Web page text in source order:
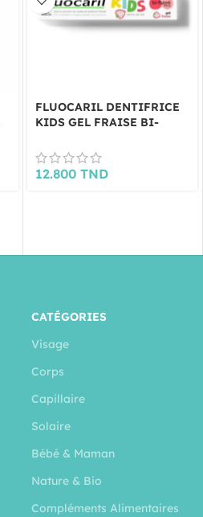
FLUOCARIL DENTIFRICE
KIDS GEL FRAISE BI-
12.800 TND
CATÉGORIES
Visage
Corps
Capillaire
Solaire
Bébé & Maman
Nature & Bio
Compléments Alimentaires